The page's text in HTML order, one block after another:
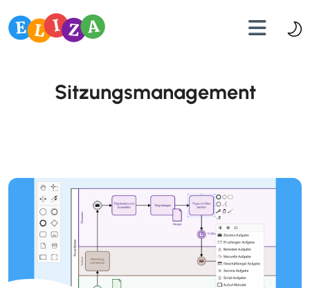
Sitzungsmanagement